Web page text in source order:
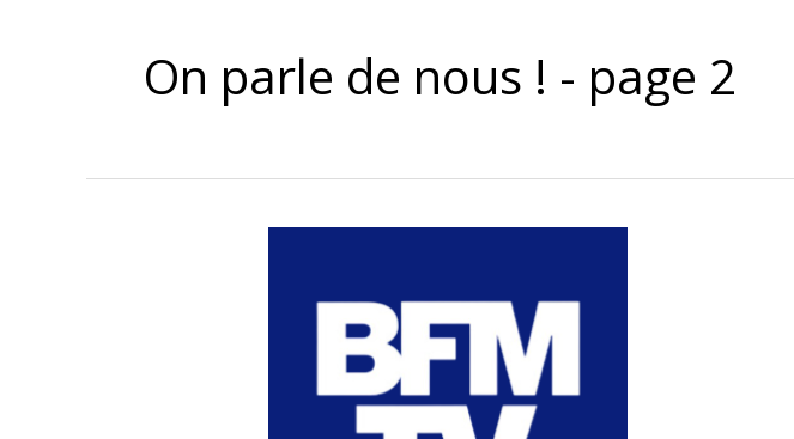
On parle de nous ! - page 2